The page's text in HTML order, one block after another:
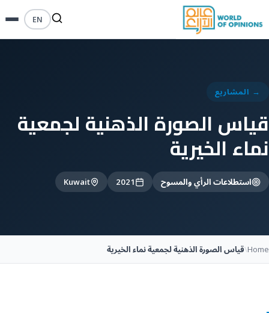
EN
→ المشاريع
قياس الصورة الذهنية لجمعية
نماء الخيرية
استطلاعات الرأي والمسوح 2021
Kuwait
Home
\قياس الصورة الذهنية لجمعية نماء الخيرية